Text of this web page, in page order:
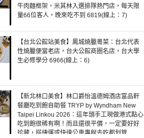
牛肉麵框架，米其林入選排隊熱門店，每天限
量66位客人，晚來吃不到 6819(線上：7)
【台北公館站美食】鳳城燒臘粵菜：台北代表
性燒臘便當老店，台大公館商圈名店，台大學
生必修學分 6966(線上：6)
【新北林口美食】林口爵怡溫德姆酒店富品軒
餐廳吃到飽自助餐 TRYP by Wyndham New
Taipei Linkou 2026：這年頭手工現做港式點心
吃到飽很稀有啊！而且還很平價，一定要好好
珍藏，搭捷運或快速公車專程去吃都划算